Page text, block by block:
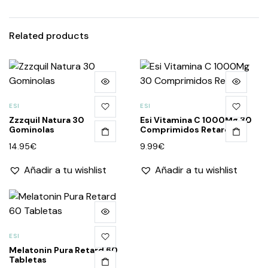
Related products
ESI
Zzzquil Natura 30
Gominolas
14.95€
Añadir a tu wishlist
ESI
Esi Vitamina C 1000Mg 30
Comprimidos Retard
9.99€
Añadir a tu wishlist
ESI
Melatonin Pura Retard 60
Tabletas